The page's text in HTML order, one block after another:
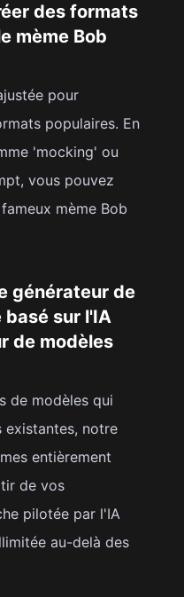
des formats
mème Bob
pour
populaires. En
'mocking' ou
vous pouvez
mème Bob
générateur de
basé sur l'IA
de modèles
de modèles qui
existantes, notre
entièrement
de vos
pilotée par l'IA
au-delà des